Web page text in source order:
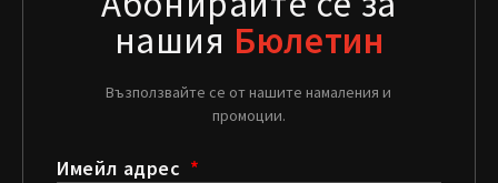
нашия Бюлетин
Възползвайте се от нашите намаления и
промоции.
Имейл адрес